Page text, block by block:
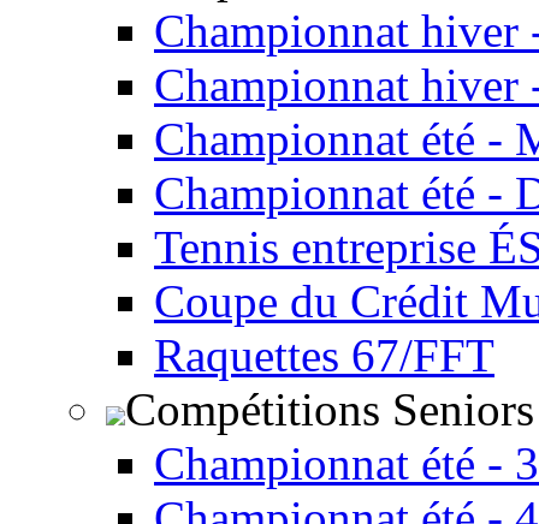
Championnat hiver
Championnat hiver
Championnat été -
Championnat été -
Tennis entreprise
Coupe du Crédit
Raquettes 67/FFT
Compétitions
Championnat été -